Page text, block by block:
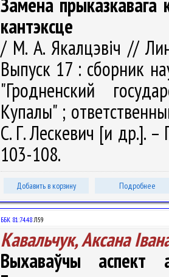
кантэксце
/ М. А. Якалцэвіч //
Выпуск 17 : сборник
"Гродненский
Купалы" ;
С. Г. Лескевич [и др.].
103-108.
Добавить в корзину Подробнее
ББК 81:74.48Л59
Кавальчук, Аксана
Выхаваўчы аспект